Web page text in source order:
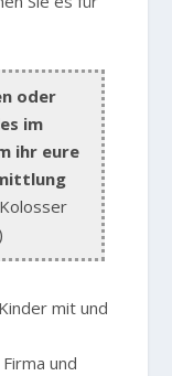
oder
im
ihr eure
mit und
und